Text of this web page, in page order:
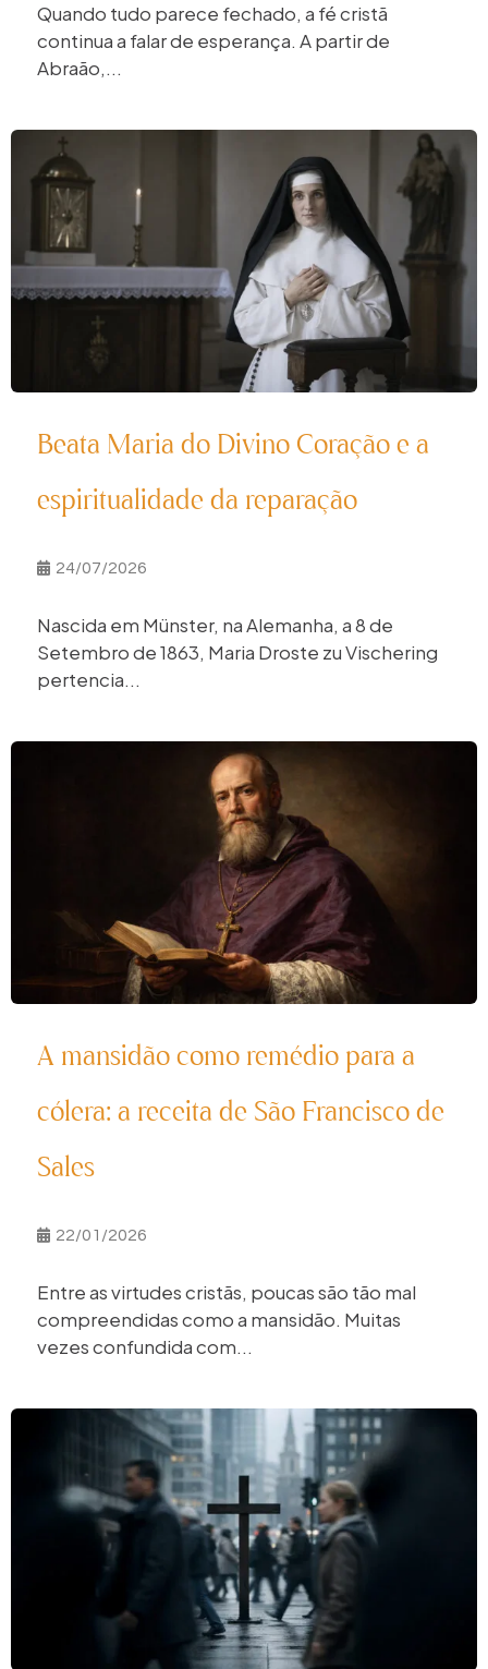
Quando tudo parece fechado, a fé cristã
continua a falar de esperança. A partir de
Abraão,...
Beata Maria do Divino Coração e a
espiritualidade da reparação
24/07/2026
Nascida em Münster, na Alemanha, a 8 de
Setembro de 1863, Maria Droste zu Vischering
pertencia...
A mansidão como remédio para a
cólera: a receita de São Francisco de
Sales
22/01/2026
Entre as virtudes cristãs, poucas são tão mal
compreendidas como a mansidão. Muitas
vezes confundida com...